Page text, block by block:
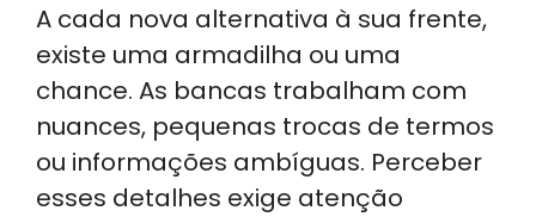
A cada nova alternativa à sua frente,
existe uma armadilha ou uma
chance. As bancas trabalham com
nuances, pequenas trocas de termos
ou informações ambíguas. Perceber
esses detalhes exige atenção